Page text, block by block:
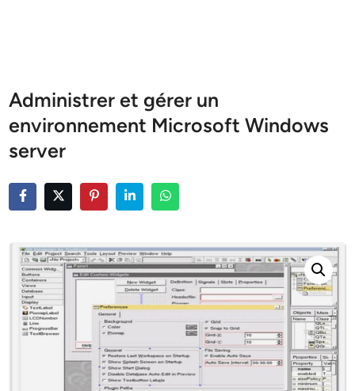
Administrer et gérer un
environnement Microsoft Windows
server